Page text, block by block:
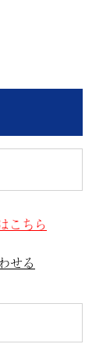
こちら
せる